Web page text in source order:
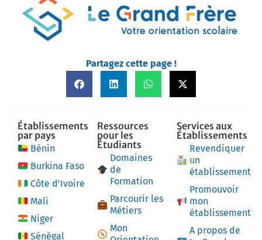
Partagez cette page !
Établissements
par pays
Bénin
Burkina Faso
Côte d’Ivoire
Mali
Niger
Sénégal
Ressources
pour les
Étudiants
Domaines
de
Formation
Parcourir les
Métiers
Mon
Services aux
Établissements
Revendiquer
un
établissement
Promouvoir
mon
établissement
A propos de